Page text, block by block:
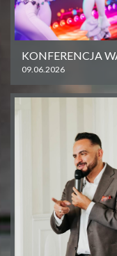
KONFERENCJA
09.06.2026